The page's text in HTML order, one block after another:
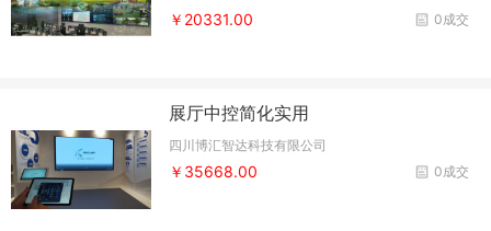
0成交
￥20331.00
展厅中控简化实用
四川博汇智达科技有限公司
0成交
￥35668.00